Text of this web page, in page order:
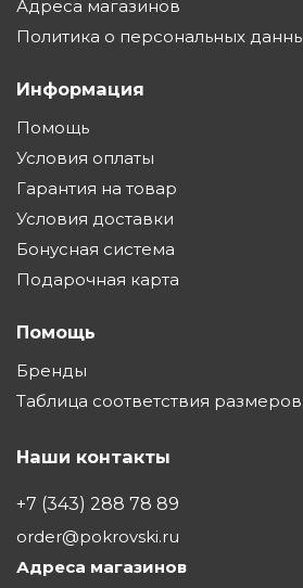
Адреса магазинов
Политика о персональных
Информация
Помощь
Условия оплаты
Гарантия на товар
Условия доставки
Бонусная система
Подарочная карта
Помощь
Бренды
Таблица соответствия
Наши контакты
+7 (343) 288 78 89
order@pokrovski.ru
Адреса магазинов